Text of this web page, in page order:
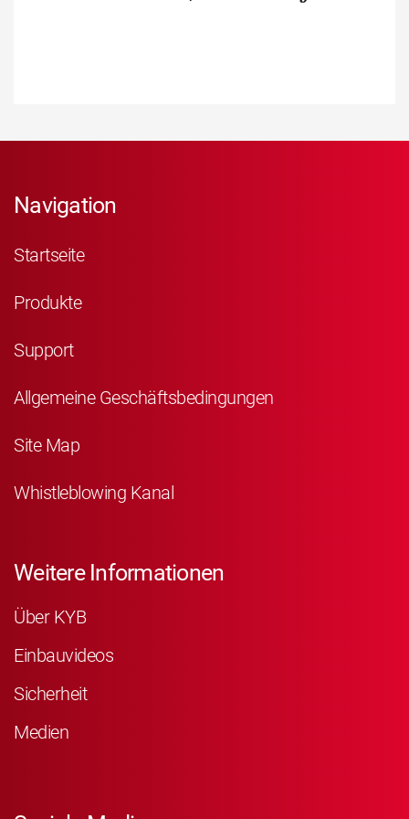
Navigation
Startseite
Produkte
Support
Allgemeine Geschäftsbedingungen
Site Map
Whistleblowing Kanal
Weitere Informationen
Über KYB
Einbauvideos
Sicherheit
Medien